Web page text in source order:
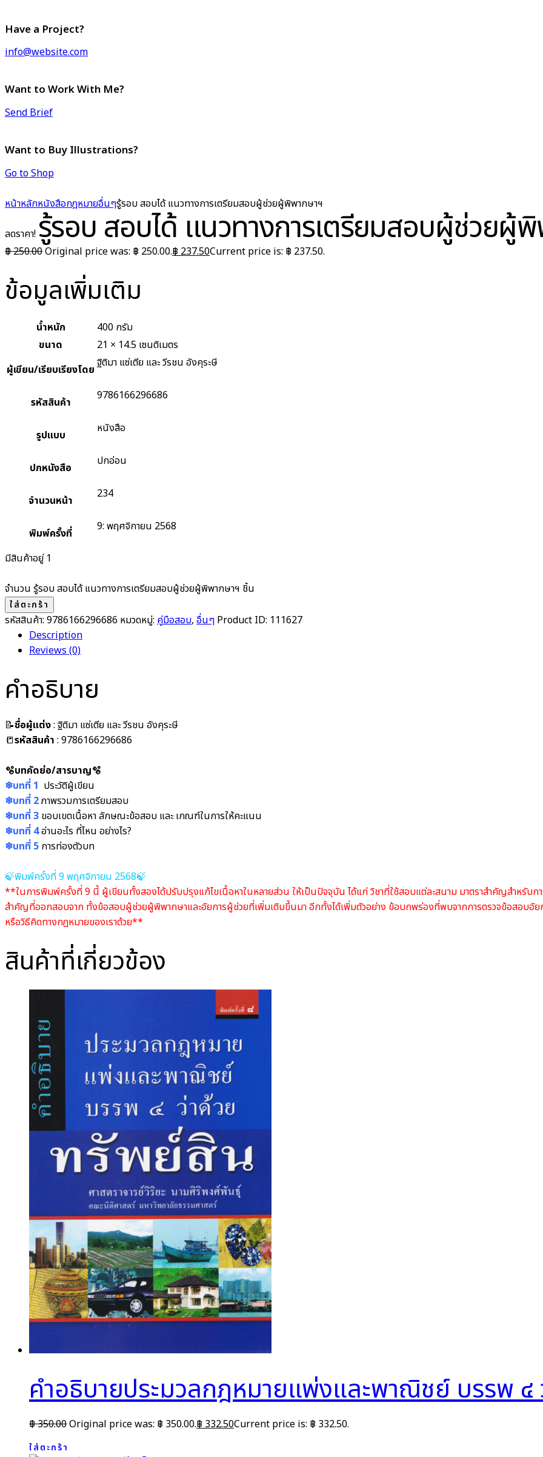
Have a Project?
info@website.com
Want to Work With Me?
Send Brief
Want to Buy Illustrations?
Go to Shop
หน้าหลักหนังสือกฎหมายอื่นๆรู้รอบ สอบได้ แนวทางการเตรียมสอบผู้ช่วยผู้พิพากษาฯ
ลดราคา! รู้รอบ สอบได้ แนวทางการเตรียมสอบผู้ช่วยผู้
฿250.00Original price was: ฿ 250.00.฿ 237.50Current price is: ฿ 237.50.
ข้อมูลเพิ่มเติม
น้ำหนัก
400 กรัม
ขนาด
21 × 14.5 เซนติเมตร
ผู้เขียน/เรียบเรียงโดย ฐิติมา แซ่เตีย และ วีรชน อังคุระษี
รหัสสินค้า 9786166296686
รูปแบบ หนังสือ
ปกหนังสือ ปกอ่อน
จำนวนหน้า 234
พิมพ์ครั้งที่ 9: พฤศจิกายน 2568
มีสินค้าอยู่ 1
จำนวน รู้รอบ สอบได้ แนวทางการเตรียมสอบผู้ช่วยผู้พิพากษาฯ ชิ้น
ใส่ตะกร้า
รหัสสินค้า: 9786166296686 หมวดหมู่: คู่มือสอบ, อื่นๆ Product ID: 111627
Description
Reviews (0)
คำอธิบาย
📝ชื่อผู้แต่ง: ฐิติมา แซ่เตีย และ วีรชน อังคุระษี
📒รหัสสินค้า : 9786166296686
🫧บทคัดย่อ/สารบาญ🫧
❄บทที่ 1 ประวัติผู้เขียน
❄บทที่ 2ภาพรวมการเตรียมสอบ
❄บทที่ 3 ขอบเขตเนื้อหา ลักษณะข้อสอบ และ เกณฑ์ในการให้คะแนน
❄บทที่ 4อ่านอะไร ที่ไหน อย่างไร?
❄บทที่ 5 การท่องตัวบท
🍃พิมพ์ครั้งที่ 9 พฤศจิกายน 2568🍃
**ในการพิมพ์ครั้งที่ 9 นี้ ผู้เขียนทั้งสองได้ปรับปรุงแก้ไขเนื้อหาในหลายส่วน ให้เป็นปัจจุบัน ได้แก่ วิชาที่ใช้สอบแต่ละสนาม มาตราสำคัญสำหรับก
สำคัญที่ออกสอบจาก ทั้งข้อสอบผู้ช่วยผู้พิพากษาและอัยการผู้ช่วยที่เพิ่มเติมขึ้นมา อีกทั้งได้เพิ่มตัวอย่าง ข้อบกพร่องที่พบจากการตรวจข้อสอบอัย
หรือวิธีคิดทางกฎหมายของเราด้วย**
สินค้าที่เกี่ยวข้อง
คำอธิบายประมวลกฎหมายแพ่งและพาณิชย์ บรรพ
฿350.00Original price was: ฿ 350.00.฿332.50Current price is: ฿ 332.50.
ใส่ตะกร้า